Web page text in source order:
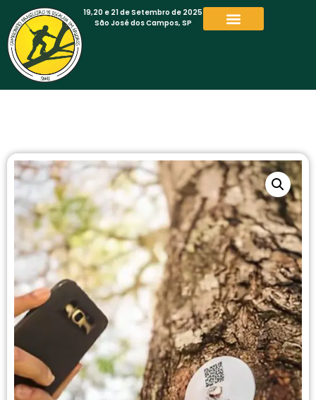
19,20 e 21 de Setembro de 2025
São José dos Campos, SP